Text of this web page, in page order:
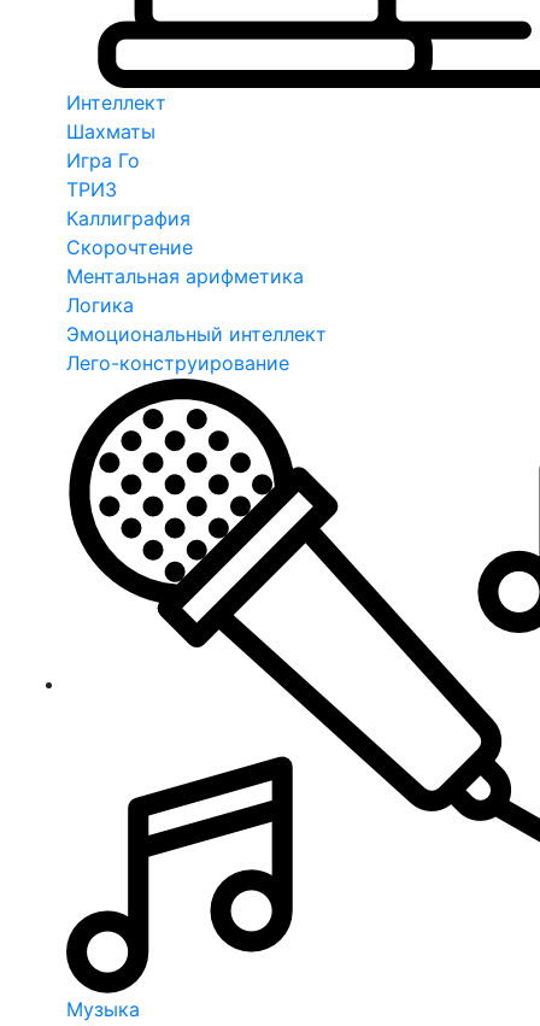
Интеллект
Шахматы
Игра Го
ТРИЗ
Каллиграфия
Скорочтение
Ментальная арифметика
Логика
Эмоциональный интеллект
Лего-конструирование
Музыка